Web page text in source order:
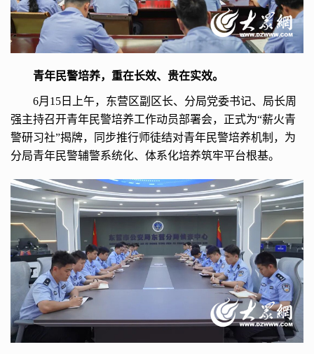
青年民警培养，重在长效、贵在实效。
6月15日上午，东营区副区长、分局党委书记、局长周
强主持召开青年民警培养工作动员部署会，正式为“薪火青
警研习社”揭牌，同步推行师徒结对青年民警培养机制，为
分局青年民警辅警系统化、体系化培养筑牢平台根基。